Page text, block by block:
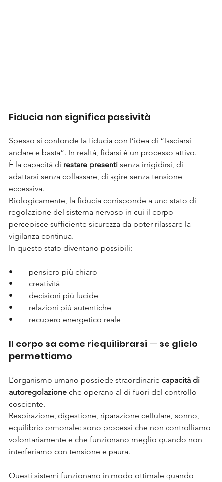
Fiducia non significa passività
Spesso si confonde la fiducia con l’idea di “lasciarsi
andare e basta”. In realtà, fidarsi è un processo attivo.
È la capacità di restare presenti senza irrigidirsi, di
adattarsi senza collassare, di agire senza tensione
eccessiva.
Biologicamente, la fiducia corrisponde a uno stato di
regolazione del sistema nervoso in cui il corpo
percepisce sufficiente sicurezza da poter rilassare la
vigilanza continua.
In questo stato diventano possibili:
•	pensiero più chiaro
•	creatività
•	decisioni più lucide
•	relazioni più autentiche
•	recupero energetico reale
Il corpo sa come riequilibrarsi — se glielo
permettiamo
L’organismo umano possiede straordinarie capacità di
autoregolazione che operano al di fuori del controllo
cosciente.
Respirazione, digestione, riparazione cellulare, sonno,
equilibrio ormonale: sono processi che non controlliamo
volontariamente e che funzionano meglio quando non
interferiamo con tensione e paura.
Questi sistemi funzionano in modo ottimale quando